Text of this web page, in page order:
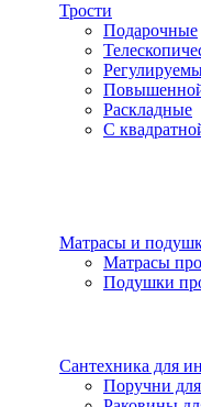
Трости
Подарочные
Раскладные
С
Матрасы и
Матрасы
Подушки
Сантехника для
Поручни